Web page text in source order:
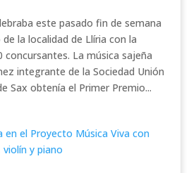
este pasado fin de semana
la localidad de Llíria con la
concursantes. La música sajeña
integrante de la Sociedad Unión
Sax obtenía el Primer Premio...